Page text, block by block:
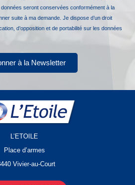
seront conservées conformément à la
suite à ma demande. Je dispose d’un droit
d’opposition et de portabilité sur les données
à la Newsletter
L’ETOILE
Place d’armes
Vivier-au-Court